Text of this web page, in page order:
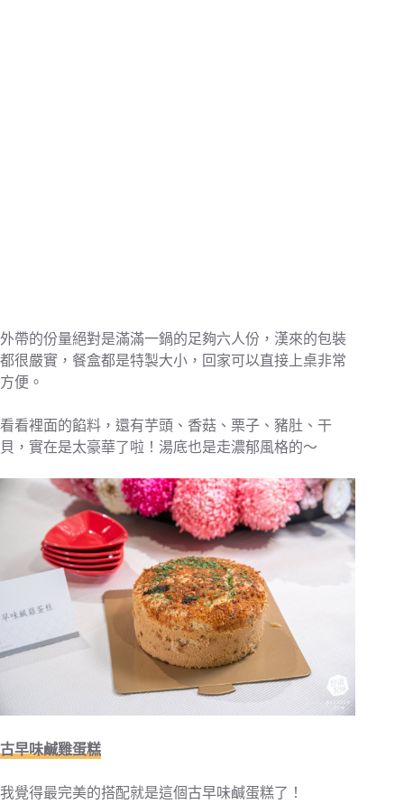
外帶的份量絕對是滿滿一鍋的足夠六人份，漢來的包裝
都很嚴實，餐盒都是特製大小，回家可以直接上桌非常
方便。
看看裡面的餡料，還有芋頭、香菇、栗子、豬肚、干
貝，實在是太豪華了啦！湯底也是走濃郁風格的～
古早味鹹雞蛋糕
我覺得最完美的搭配就是這個古早味鹹蛋糕了！